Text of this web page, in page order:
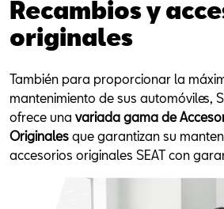
Recambios y
originales
También para proporcionar la
mantenimiento de sus automóviles,
ofrece una variada gama de
Originales que garantizan su
accesorios originales SEAT con